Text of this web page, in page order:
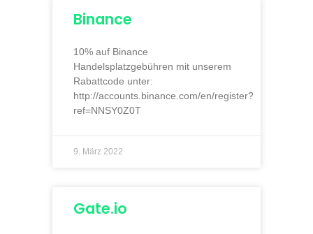
Binance
10% auf Binance
Handelsplatzgebühren mit unserem
Rabattcode unter:
http://accounts.binance.com/en/register?
ref=NNSY0Z0T
9. März 2022
Gate.io